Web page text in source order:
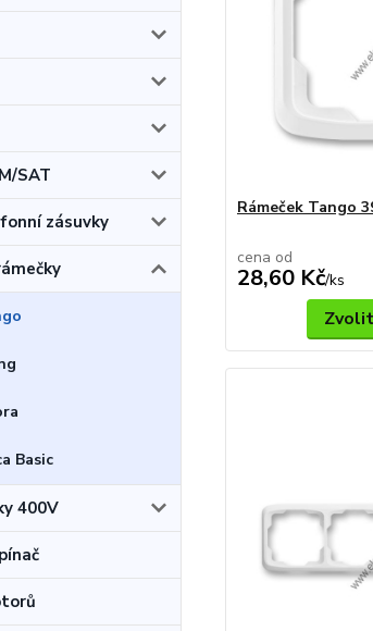
SAT
zásuvky
Basic
400V
Rámeček Tango
cena od
28,60 Kč/ks